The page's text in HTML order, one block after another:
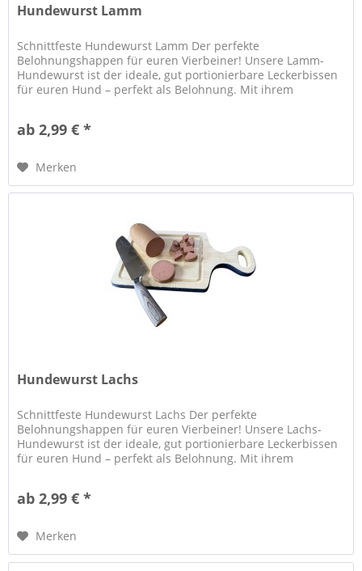
Hundewurst Lamm
Schnittfeste Hundewurst Lamm Der perfekte
Belohnungshappen für euren Vierbeiner! Unsere Lamm-
Hundewurst ist der ideale, gut portionierbare Leckerbissen
für euren Hund – perfekt als Belohnung. Mit ihrem
ab 2,99 € *
Merken
Hundewurst Lachs
Schnittfeste Hundewurst Lachs Der perfekte
Belohnungshappen für euren Vierbeiner! Unsere Lachs-
Hundewurst ist der ideale, gut portionierbare Leckerbissen
für euren Hund – perfekt als Belohnung. Mit ihrem
ab 2,99 € *
Merken